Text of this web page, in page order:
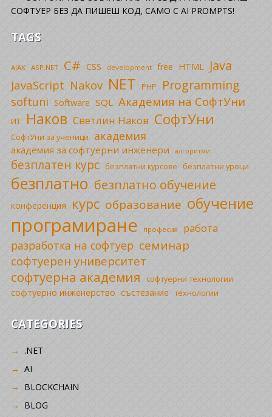
СОФТУЕР БЕЗ ДА ПИШЕШ КОД, САМО С AI PROMPTS!
TAGS
AJAX ASP.NET C# CSS development free HTML Java
JavaScript Nakov NET PHP Programming
softuni Software SQL Академия на СофтУни
ИТ Наков Светлин Наков СофтУни
СофтУни за ученици академия
академия за софтуерни инженери алгоритми
безплатен курс безплатни курсове безплатни уроци
безплатно безплатно обучение
конференция курс образование обучение
програмиране професия работа
разработка на софтуер семинар
софтуерен университет
софтуерна академия софтуерни технологии
софтуерно инженерство състезание технологии
CATEGORIES
.NET
AI
BLOCKCHAIN
BLOG